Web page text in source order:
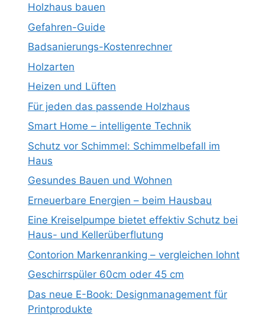
Holzhaus bauen
Gefahren-Guide
Badsanierungs-Kostenrechner
Holzarten
Heizen und Lüften
Für jeden das passende Holzhaus
Smart Home – intelligente Technik
Schutz vor Schimmel: Schimmelbefall im
Haus
Gesundes Bauen und Wohnen
Erneuerbare Energien – beim Hausbau
Eine Kreiselpumpe bietet effektiv Schutz bei
Haus- und Kellerüberflutung
Contorion Markenranking – vergleichen lohnt
Geschirrspüler 60cm oder 45 cm
Das neue E-Book: Designmanagement für
Printprodukte